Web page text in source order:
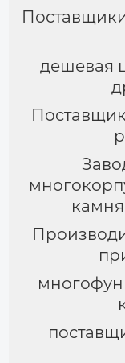
дешевая